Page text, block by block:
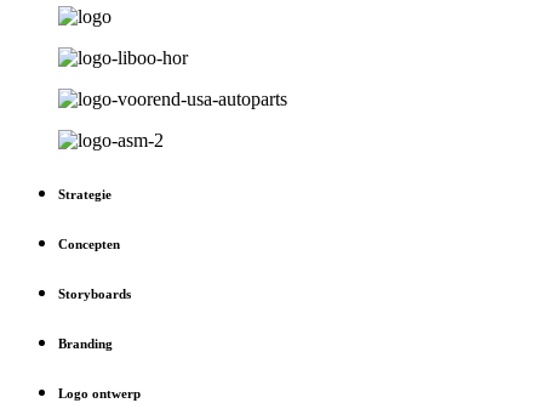
Strategie
Concepten
Storyboards
Branding
Logo ontwerp